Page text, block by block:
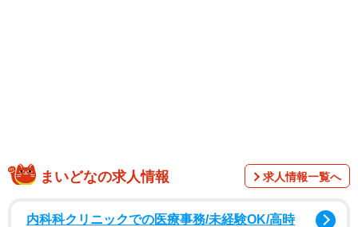
の男女1019人を対象として、2026年4月にインターネット
まいどなの求人情報 求人情報一覧へ
内科科クリニックでの医療事務/未経験OK/高時